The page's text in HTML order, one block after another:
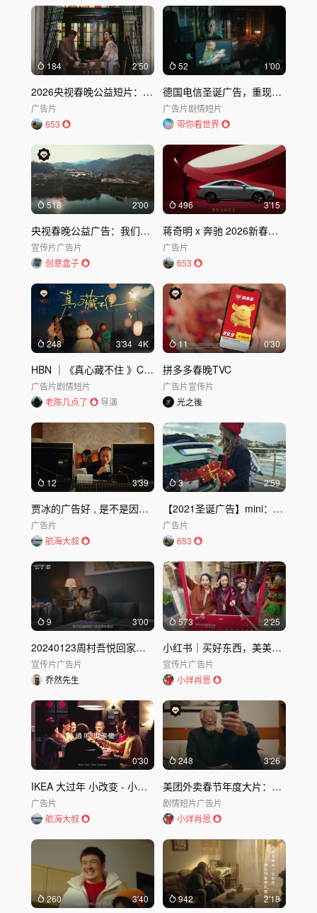
184 2'50
2026央视春晚公益短片：过年回家吃饭
广告片
653
52 1'00
德国电信圣诞广告，重现过年回家被审问现场
广告片剧情短片
带你看世界
518 2'00
央视春晚公益广告：我们一起回家过年
宣传片广告片
创意盒子
496 3'15
蒋奇明 x 奔驰 2026新春短片：大过年的就依你的
广告片
653
248 3'34 4K
HBN ｜《真心藏不住 》CNY广告 Dir
广告片剧情短片
老陈几点了
导演
11 0'30
拼多多春晚TVC
广告片宣传片
光之後
12 3'39
贾冰的广告好 , 是不是因为贾冰这张脸 ?
广告片
航海大叔
3 2'59
【2021圣诞广告】mini：开着车唱着歌，这像极了回家过年的你
广告片
653
9 3'00
20240123周村吾悦回家过年#10
宣传片广告片
乔然先生
573 2'25
小红书｜买好东西，美美过年
宣传片广告片
小烊肖恩
0'30
IKEA 大过年 小改变 - 小弟篇
广告片
航海大叔
248 3'26
美团外卖春节年度大片：过年该买啥
剧情短片广告片
小烊肖恩
260 3'40 942 2'18